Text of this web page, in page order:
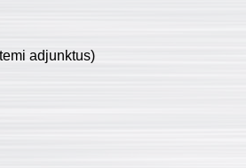
adjunktus)